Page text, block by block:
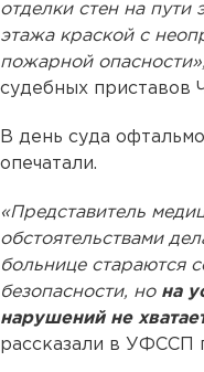
отделки стен на пути
этажа краской с
пожарной
судебных приставов
В день суда
опечатали.
«Представитель
обстоятельствами
больнице стараются
безопасности, нона
нарушений не
рассказали в УФССП